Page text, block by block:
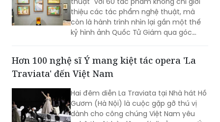
nhạc.
Quốc Tử Giám
Triển lãm "Quốc Tử Giám trong nghệ
thuật" với 60 tác phẩm không chỉ giới
còn là hành trình nhìn lại gần một thế
kỷ hình ảnh Quốc Tử Giám qua góc
nhìn của các họa sĩ, kiến trúc sư, nhiếp
Hơn 100 nghệ sĩ Ý mang kiệt tác opera 'La
Traviata' đến Việt Nam